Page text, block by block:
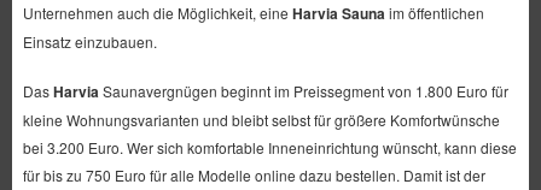
Unternehmen auch die Möglichkeit, eine Harvia Sauna im öffentlichen
Einsatz einzubauen.
DasHarvia Saunavergnügen beginnt im Preissegment von 1.800 Euro für
kleine Wohnungsvarianten und bleibt selbst für größere Komfortwünsche
bei 3.200 Euro. Wer sich komfortable Inneneinrichtung wünscht, kann diese
für bis zu 750 Euro für alle Modelle online dazu bestellen. Damit ist der